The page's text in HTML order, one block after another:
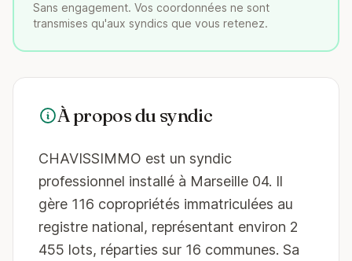
Sans engagement. Vos coordonnées ne sont
transmises qu'aux syndics que vous retenez.
À propos du syndic
CHAVISSIMMO est un syndic
professionnel installé à Marseille 04. Il
gère 116 copropriétés immatriculées au
registre national, représentant environ 2
455 lots, réparties sur 16 communes. Sa